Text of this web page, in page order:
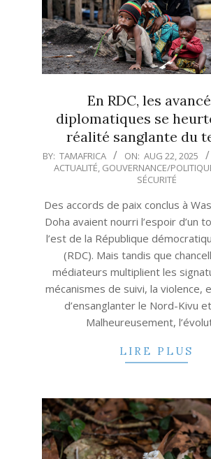
En RDC, les
diplomatiques se
réalité sanglante du
2025-
08-
BY: TAMAFRICA ON: AUG 22, 2025
ACTUALITÉ, GOUVERNANCE/
SÉCURITÉ
Des accords de paix conclus à
Doha avaient nourri l’espoir d’un
l’est de la République
(RDC). Mais tandis que
médiateurs multiplient les
mécanismes de suivi, la violence,
d’ensanglanter le Nord-Kivu
Malheureusement,
LIRE PLUS